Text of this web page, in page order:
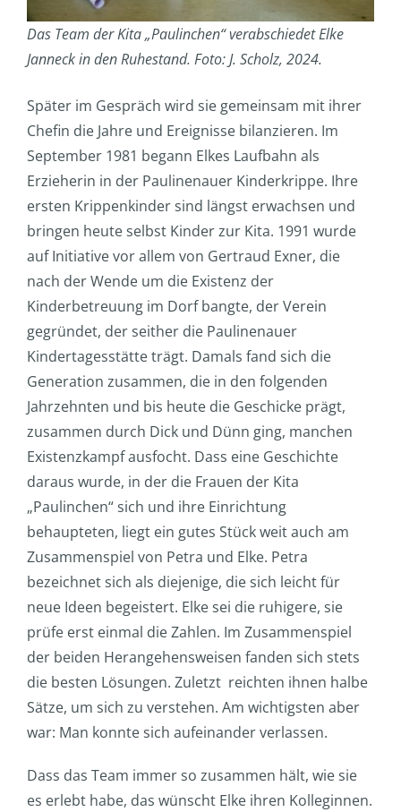
Das Team der Kita „Paulinchen“ verabschiedet Elke
Janneck in den Ruhestand. Foto: J. Scholz, 2024.
Später im Gespräch wird sie gemeinsam mit ihrer
Chefin die Jahre und Ereignisse bilanzieren. Im
September 1981 begann Elkes Laufbahn als
Erzieherin in der Paulinenauer Kinderkrippe. Ihre
ersten Krippenkinder sind längst erwachsen und
bringen heute selbst Kinder zur Kita. 1991 wurde
auf Initiative vor allem von Gertraud Exner, die
nach der Wende um die Existenz der
Kinderbetreuung im Dorf bangte, der Verein
gegründet, der seither die Paulinenauer
Kindertagesstätte trägt. Damals fand sich die
Generation zusammen, die in den folgenden
Jahrzehnten und bis heute die Geschicke prägt,
zusammen durch Dick und Dünn ging, manchen
Existenzkampf ausfocht. Dass eine Geschichte
daraus wurde, in der die Frauen der Kita
„Paulinchen“ sich und ihre Einrichtung
behaupteten, liegt ein gutes Stück weit auch am
Zusammenspiel von Petra und Elke. Petra
bezeichnet sich als diejenige, die sich leicht für
neue Ideen begeistert. Elke sei die ruhigere, sie
prüfe erst einmal die Zahlen. Im Zusammenspiel
der beiden Herangehensweisen fanden sich stets
die besten Lösungen. Zuletzt reichten ihnen halbe
Sätze, um sich zu verstehen. Am wichtigsten aber
war: Man konnte sich aufeinander verlassen.
Dass das Team immer so zusammen hält, wie sie
es erlebt habe, das wünscht Elke ihren Kolleginnen.